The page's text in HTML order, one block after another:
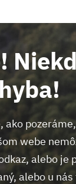
ako
webe
alebo je
alebo u